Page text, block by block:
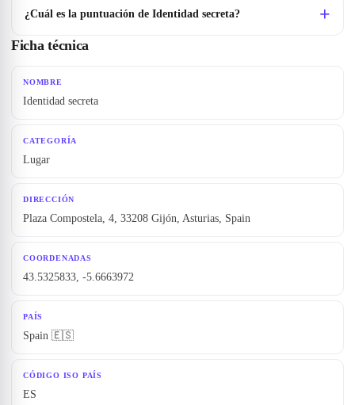
¿Cuál es la puntuación de Identidad secreta?
Ficha técnica
NOMBRE
Identidad secreta
CATEGORÍA
Lugar
DIRECCIÓN
Plaza Compostela, 4, 33208 Gijón, Asturias, Spain
COORDENADAS
43.5325833, -5.6663972
PAÍS
Spain 🇪🇸
CÓDIGO ISO PAÍS
ES